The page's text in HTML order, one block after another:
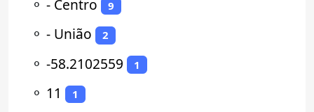
⚬ - Centro 9
⚬ - União 2
⚬ -58.2102559 1
⚬ 11 1